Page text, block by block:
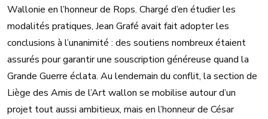
Wallonie en l’honneur de Rops. Chargé d’en étudier les
modalités pratiques, Jean Grafé avait fait adopter les
conclusions à l’unanimité : des soutiens nombreux étaient
assurés pour garantir une souscription généreuse quand la
Grande Guerre éclata. Au lendemain du conflit, la section de
Liège des Amis de l’Art wallon se mobilise autour d’un
projet tout aussi ambitieux, mais en l’honneur de César